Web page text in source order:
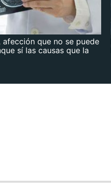
afección que no se puede
sí las causas que la